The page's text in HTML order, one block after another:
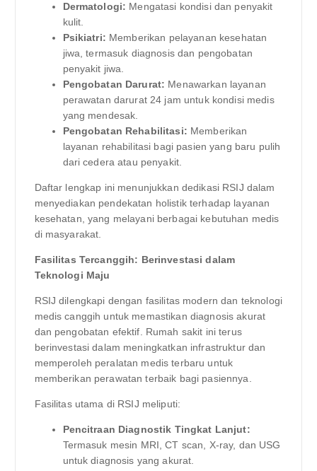
Dermatologi: Mengatasi kondisi dan penyakit
kulit.
Psikiatri: Memberikan pelayanan kesehatan
jiwa, termasuk diagnosis dan pengobatan
penyakit jiwa.
Pengobatan Darurat: Menawarkan layanan
perawatan darurat 24 jam untuk kondisi medis
yang mendesak.
Pengobatan Rehabilitasi: Memberikan
layanan rehabilitasi bagi pasien yang baru pulih
dari cedera atau penyakit.
Daftar lengkap ini menunjukkan dedikasi RSIJ dalam
menyediakan pendekatan holistik terhadap layanan
kesehatan, yang melayani berbagai kebutuhan medis
di masyarakat.
Fasilitas Tercanggih: Berinvestasi dalam
Teknologi Maju
RSIJ dilengkapi dengan fasilitas modern dan teknologi
medis canggih untuk memastikan diagnosis akurat
dan pengobatan efektif. Rumah sakit ini terus
berinvestasi dalam meningkatkan infrastruktur dan
memperoleh peralatan medis terbaru untuk
memberikan perawatan terbaik bagi pasiennya.
Fasilitas utama di RSIJ meliputi:
Pencitraan Diagnostik Tingkat Lanjut:
Termasuk mesin MRI, CT scan, X-ray, dan USG
untuk diagnosis yang akurat.